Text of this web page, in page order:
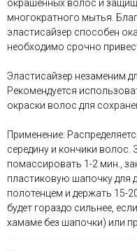
окрашенных волос и
многократного мытья.
эластисайзер способен
необходимо срочно
Эластисайзер незаменим
Рекомендуется
окраски волос для
Применение:
середину и кончики волос.
помассировать 1-2 мин.,
пластиковую шапочку для
полотенцем и держать 15-
будет гораздо сильнее,
хамаме без шапочки) или